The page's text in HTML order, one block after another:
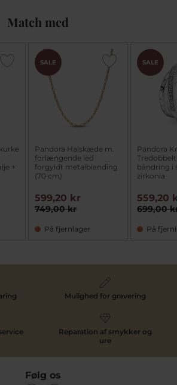
Match med
+
SALE
Pandora Halskæde m.
forlængende led
forgyldt metalblanding
(70 cm)
749,00 kr
599,20 kr
På fjernlager
SALE
Pandora
båndring i
zirkonia
699,00
559,20
På
Mulighed for gravering
Reparation af smykker og
ure
Følg os